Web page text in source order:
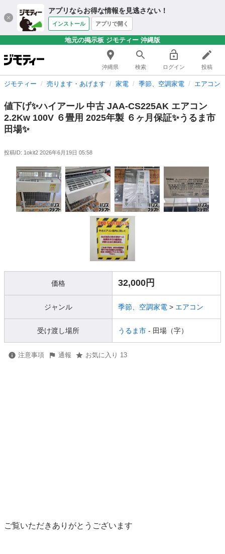
アプリならお得な情報を見逃さない！
インストール アプリで開く
地元の掲示板 ジモティー 沖縄版
沖縄県 検索 ログイン 投稿
ジモティー 売ります・あげます 家電 季節、空調家電 エアコン
値下げ✨ハイアール 中古 JAA-CS225AK エアコン
2.2Kw 100V ６畳用 2025年製 ６ヶ月保証✨うるま市
田場✨
投稿ID: 1okit2 2026年6月19日 05:58
価格 32,000円
ジャンル 季節、空調家電 > エアコン
受け渡し場所 うるま市 - 田場（字）
注意事項 通報 お気に入り 13
ご覧いただきありがとうございます